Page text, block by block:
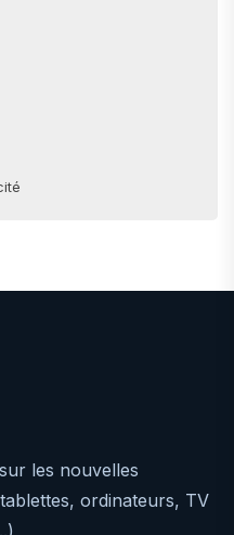
les nouvelles
ordinateurs, TV